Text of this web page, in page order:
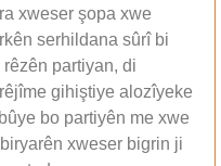
xweser şopa xwe
serhildana sûrî bi
partiyan, di
gihiştiye alozîyeke
bo partiyên me xwe
xweser bigrin ji